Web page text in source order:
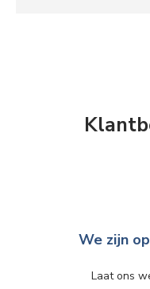
We zijn
Laat ons